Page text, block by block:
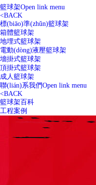
籃球架Open link menu
<BACK
標(biāo)準(zhǔn)籃球架
箱體籃球架
地埋式籃球架
電動(dòng)液壓籃球架
墻掛式籃球架
頂掛式籃球架
成人籃球架
聯(lián)系我們Open link menu
<BACK
籃球架百科
工程案例